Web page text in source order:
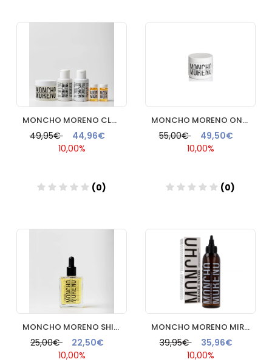
MONCHO MORENO CLANDESTINO DUO
49,95€
44,96€
10,00%
(0)
MONCHO MORENO ONE MINUTE WONDER 500ML
55,00€
49,50€
10,00%
(0)
Añadir
MONCHO MORENO SHINE ON ME 50ML
25,00€
22,50€
10,00%
MONCHO MORENO MIRACLE WATER 150ML
39,95€
35,96€
10,00%